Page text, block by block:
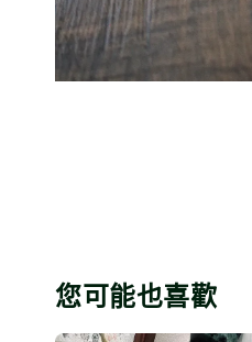
您可能也喜歡